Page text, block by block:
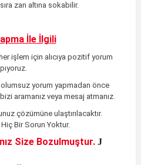
zan altına sokabilir.
İle İlgili
işlem için alıcıya pozitif yorum
yorum yapmadan önce
aramanız veya mesaj atmanız.
çözümüne ulaştırılacaktır.
Bir Sorun Yoktur.
Size Bozulmuştur. J